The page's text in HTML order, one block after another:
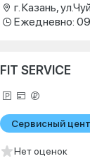
г. Казань,
Ежедневно:
FIT SERVICE
Сервисный
Нет оценок